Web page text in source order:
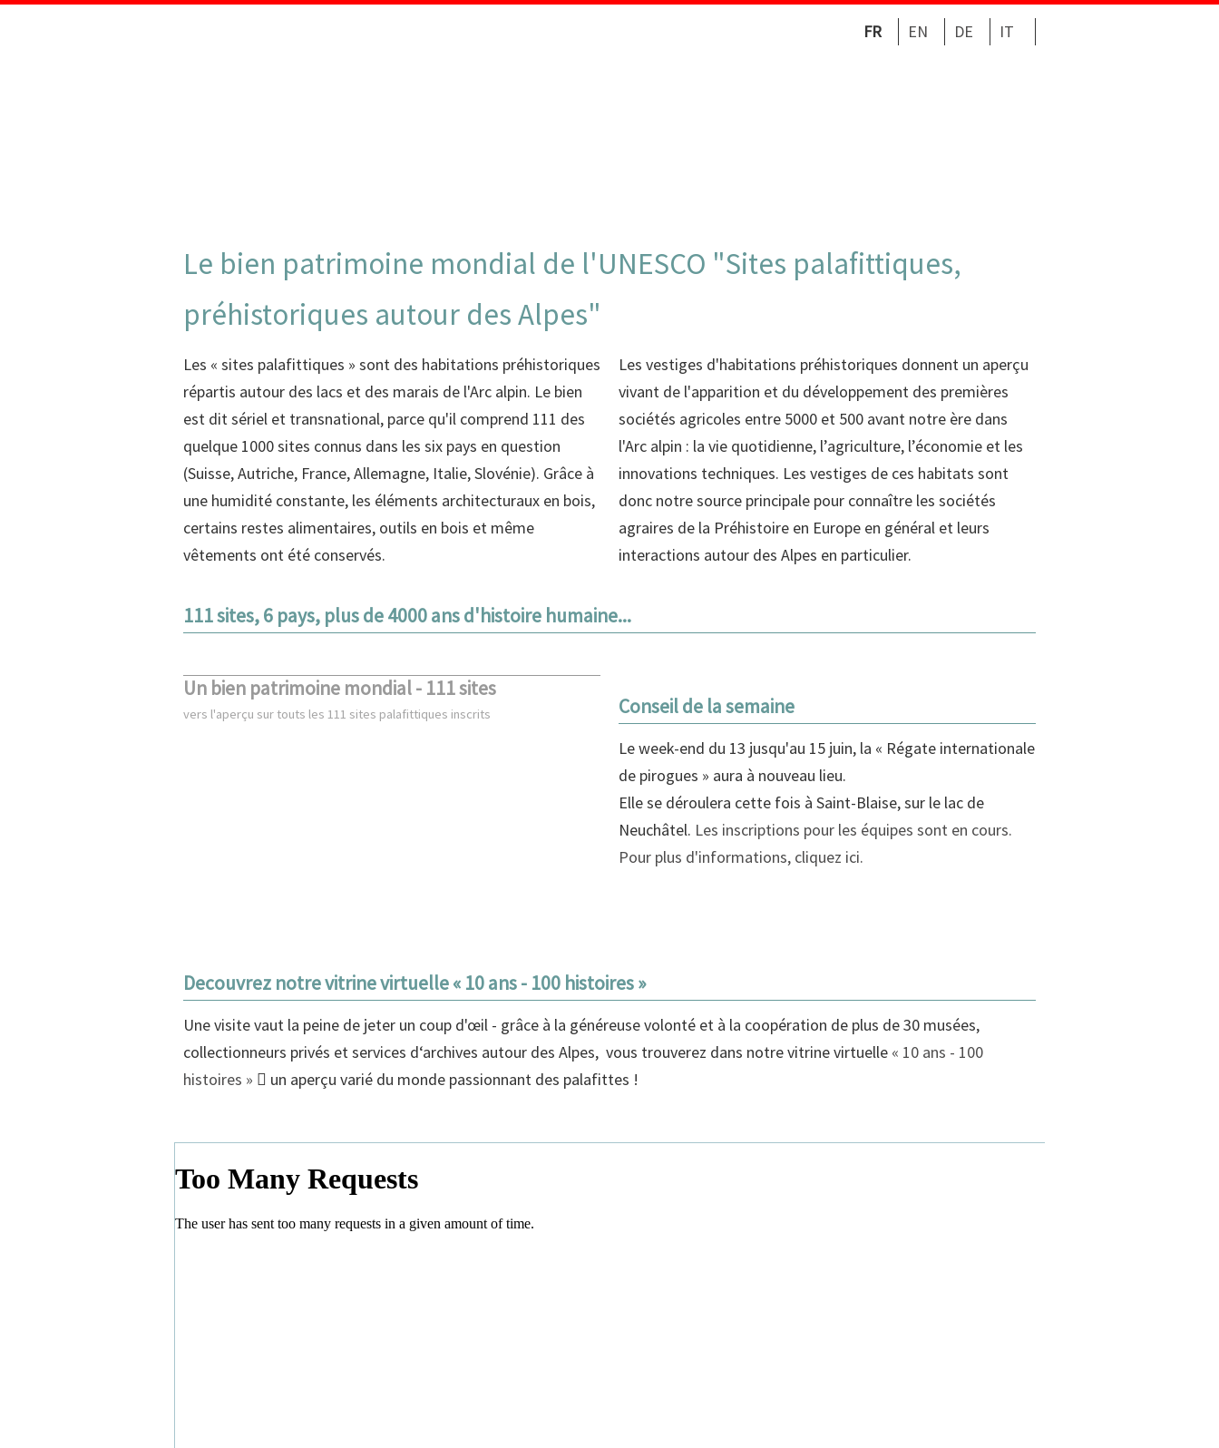
FR EN DE IT
Le bien patrimoine mondial de l'UNESCO "Sites palafittiques,
préhistoriques autour des Alpes"
Les « sites palafittiques » sont des habitations préhistoriques
répartis autour des lacs et des marais de l'Arc alpin. Le bien
est dit sériel et transnational, parce qu'il comprend 111 des
quelque 1000 sites connus dans les six pays en question
(Suisse, Autriche, France, Allemagne, Italie, Slovénie). Grâce à
une humidité constante, les éléments architecturaux en bois,
certains restes alimentaires, outils en bois et même
vêtements ont été conservés.
Les vestiges d'habitations préhistoriques donnent un aperçu
vivant de l'apparition et du développement des premières
sociétés agricoles entre 5000 et 500 avant notre ère dans
l'Arc alpin : la vie quotidienne, l’agriculture, l’économie et les
innovations techniques. Les vestiges de ces habitats sont
donc notre source principale pour connaître les sociétés
agraires de la Préhistoire en Europe en général et leurs
interactions autour des Alpes en particulier.
111 sites, 6 pays, plus de 4000 ans d'histoire humaine...
Un bien patrimoine mondial - 111 sites
vers l'aperçu sur touts les 111 sites palafittiques inscrits Conseil de la semaine
Le week-end du 13 jusqu'au 15 juin, la « Régate internationale
de pirogues » aura à nouveau lieu.
Elle se déroulera cette fois à Saint-Blaise, sur le lac de
Neuchâtel. Les inscriptions pour les équipes sont en cours.
Pour plus d'informations, cliquez ici.
Decouvrez notre vitrine virtuelle « 10 ans - 100 histoires »
Une visite vaut la peine de jeter un coup d'œil - grâce à la généreuse volonté et à la coopération de plus de 30 musées,
collectionneurs privés et services d‘archives autour des Alpes, vous trouverez dans notre vitrine virtuelle « 10 ans - 100
histoires »
un aperçu varié du monde passionnant des palafittes !